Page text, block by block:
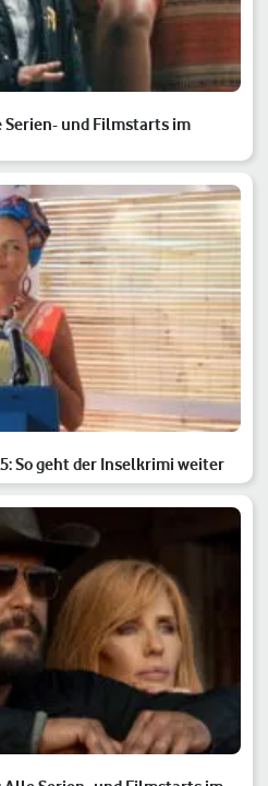
Serien- und Filmstarts im
So geht der Inselkrimi weiter